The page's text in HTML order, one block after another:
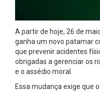
A partir de hoje, 26 de
ganha um novo patamar
que prevenir acidentes
obrigadas a gerenciar os
e o assédio moral.
Essa mudança exige que